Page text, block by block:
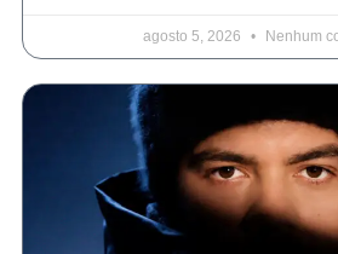
agosto 5, 2026 Nenhum